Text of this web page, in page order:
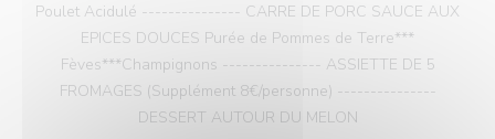
Poulet Acidulé --------------- CARRE DE PORC SAUCE AUX
EPICES DOUCES Purée de Pommes de Terre***
Fèves***Champignons --------------- ASSIETTE DE 5
FROMAGES (Supplément 8€/personne) ---------------
DESSERT AUTOUR DU MELON